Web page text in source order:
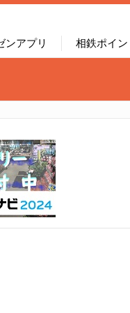
ンアプリ 相鉄ポイン